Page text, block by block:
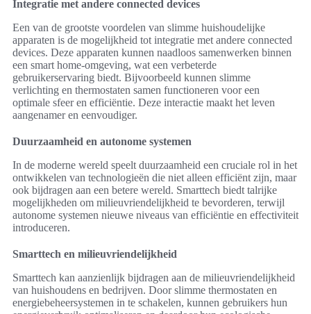
Integratie met andere connected devices
Een van de grootste voordelen van slimme huishoudelijke
apparaten is de mogelijkheid tot integratie met andere connected
devices. Deze apparaten kunnen naadloos samenwerken binnen
een smart home-omgeving, wat een verbeterde
gebruikerservaring biedt. Bijvoorbeeld kunnen slimme
verlichting en thermostaten samen functioneren voor een
optimale sfeer en efficiëntie. Deze interactie maakt het leven
aangenamer en eenvoudiger.
Duurzaamheid en autonome systemen
In de moderne wereld speelt duurzaamheid een cruciale rol in het
ontwikkelen van technologieën die niet alleen efficiënt zijn, maar
ook bijdragen aan een betere wereld. Smarttech biedt talrijke
mogelijkheden om milieuvriendelijkheid te bevorderen, terwijl
autonome systemen nieuwe niveaus van efficiëntie en effectiviteit
introduceren.
Smarttech en milieuvriendelijkheid
Smarttech kan aanzienlijk bijdragen aan de milieuvriendelijkheid
van huishoudens en bedrijven. Door slimme thermostaten en
energiebeheersystemen in te schakelen, kunnen gebruikers hun